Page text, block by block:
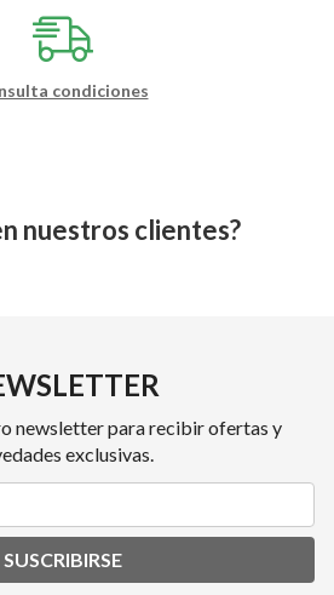
condiciones
nuestros clientes?
newsletter para recibir ofertas y
exclusivas.
SUSCRIBIRSE